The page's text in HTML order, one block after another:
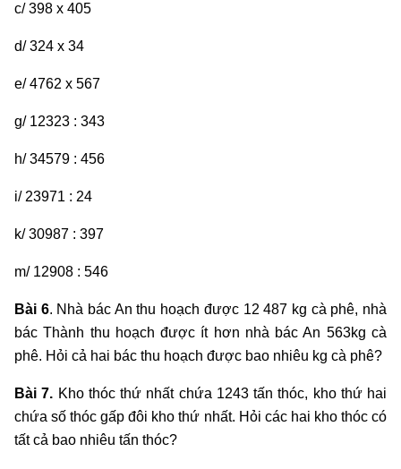
c/ 398 x 405
d/ 324 x 34
e/ 4762 x 567
g/ 12323 : 343
h/ 34579 : 456
i/ 23971 : 24
k/ 30987 : 397
m/ 12908 : 546
Bài 6. Nhà bác An thu hoạch được 12 487 kg cà phê, nhà
bác Thành thu hoạch được ít hơn nhà bác An 563kg cà
phê. Hỏi cả hai bác thu hoạch được bao nhiêu kg cà phê?
Bài 7. Kho thóc thứ nhất chứa 1243 tấn thóc, kho thứ hai
chứa số thóc gấp đôi kho thứ nhất. Hỏi các hai kho thóc có
tất cả bao nhiêu tấn thóc?